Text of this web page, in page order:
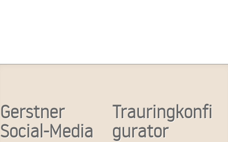
Gerstner
Social-Media
Trauringkonfi
gurator